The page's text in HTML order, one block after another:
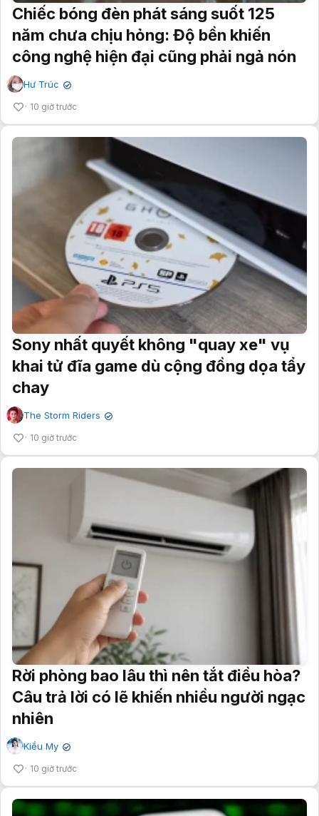
Chiếc bóng đèn phát sáng suốt 125
năm chưa chịu hỏng: Độ bền khiến
công nghệ hiện đại cũng phải ngả nón
Hư Trúc ✔
10 giờ trước
Sony nhất quyết không "quay xe" vụ
khai tử đĩa game dù cộng đồng dọa tẩy
chay
The Storm Riders ✔
10 giờ trước
Rời phòng bao lâu thì nên tắt điều hòa?
Câu trả lời có lẽ khiến nhiều người ngạc
nhiên
Kiều My ✔
10 giờ trước